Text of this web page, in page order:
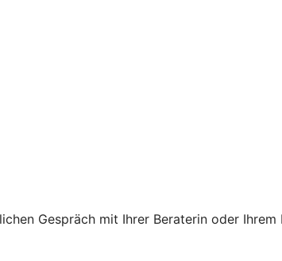
Gespräch mit Ihrer Beraterin oder